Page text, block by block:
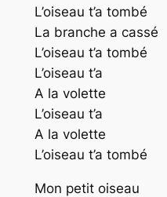
L’oiseau t’a tombé
La branche a cassé
L’oiseau t’a tombé
L’oiseau t’a
A la volette
L’oiseau t’a
A la volette
L’oiseau t’a tombé
Mon petit oiseau